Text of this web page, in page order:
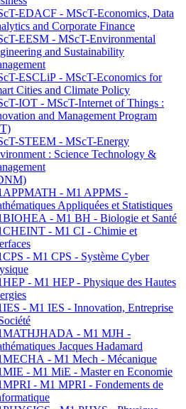
EDACF - MScT-Economics, Data
and Corporate Finance
EESM - MScT-Environmental
and Sustainability
ESCLiP - MScT-Economics for
Cities and Climate Policy
IOT - MScT-Internet of Things :
and Management Program
STEEM - MScT-Energy
: Science Technology &
- M1 APPMS -
Appliquées et Statistiques
- M1 BH - Biologie et Santé
- M1 CI - Chimie et
- M1 CPS - Système Cyber
- M1 HEP - Physique des Hautes
- M1 IES - Innovation, Entreprise
- M1 MJH -
Jacques Hadamard
- M1 Mech - Mécanique
- M1 MiE - Master en Economie
- M1 MPRI - Fondements de